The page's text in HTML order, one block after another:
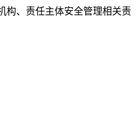
构、责任主体安全管理相关责